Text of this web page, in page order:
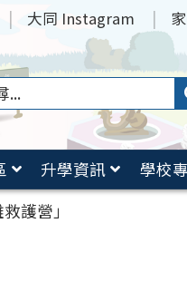
大同 Instagram
升學資訊
學校
護營」